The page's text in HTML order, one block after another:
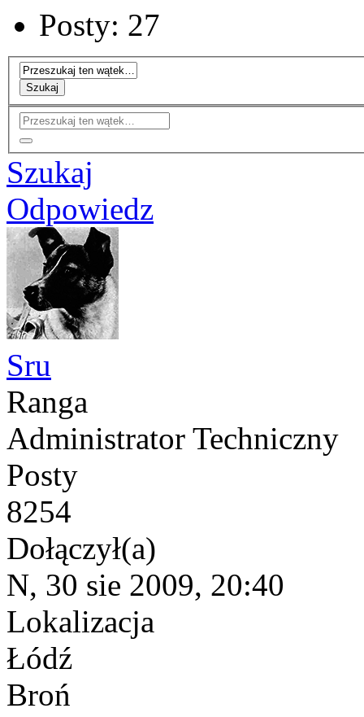
Posty: 27
Szukaj
Szukaj
Odpowiedz
Sru
Ranga
Administrator Techniczny
Posty
8254
Dołączył(a)
N, 30 sie 2009, 20:40
Lokalizacja
Łódź
Broń